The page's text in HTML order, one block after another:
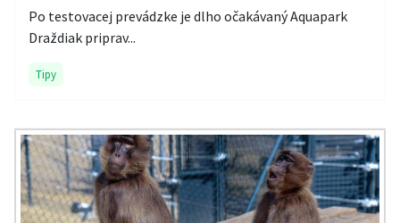
Po testovacej prevádzke je dlho očakávaný Aquapark
Draždiak priprav...
Tipy